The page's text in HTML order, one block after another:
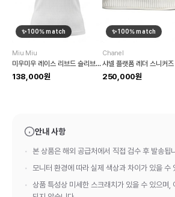
✨100% match
Miu Miu
미우미우 레이스 리브드 슬리브리스
138,000원
✨100% match
Chanel
샤넬 플랫폼 레더 스니커즈
250,000원
안내 사항
본 상품은 해외 공급처에서 직접 검수 후 발송됩
모니터 환경에 따라 실제 색상과 차이가 있을 수
상품 특성상 미세한 스크래치가 있을 수 있으며,